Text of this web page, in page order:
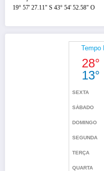
19° 57' 27.11" S 43° 54' 52.58" O